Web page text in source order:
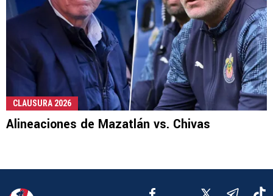
CLAUSURA 2026
Alineaciones de Mazatlán vs. Chivas